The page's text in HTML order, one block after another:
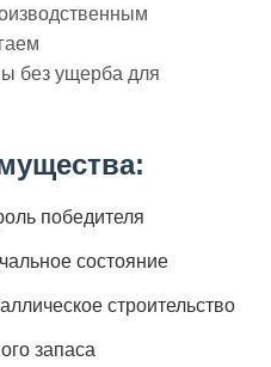
без ущерба для
победителя
состояние
строительство
запаса